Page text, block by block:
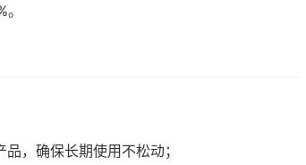
，确保长期使用不松动；